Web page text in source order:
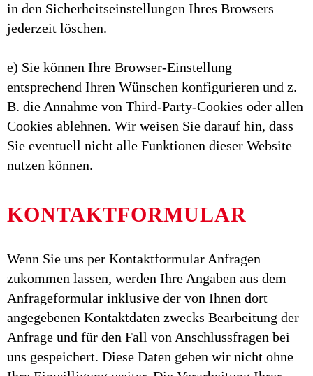
in den Sicherheitseinstellungen Ihres Browsers
jederzeit löschen.
e) Sie können Ihre Browser-Einstellung
entsprechend Ihren Wünschen konfigurieren und z.
B. die Annahme von Third-Party-Cookies oder allen
Cookies ablehnen. Wir weisen Sie darauf hin, dass
Sie eventuell nicht alle Funktionen dieser Website
nutzen können.
KONTAKTFORMULAR
Wenn Sie uns per Kontaktformular Anfragen
zukommen lassen, werden Ihre Angaben aus dem
Anfrageformular inklusive der von Ihnen dort
angegebenen Kontaktdaten zwecks Bearbeitung der
Anfrage und für den Fall von Anschlussfragen bei
uns gespeichert. Diese Daten geben wir nicht ohne